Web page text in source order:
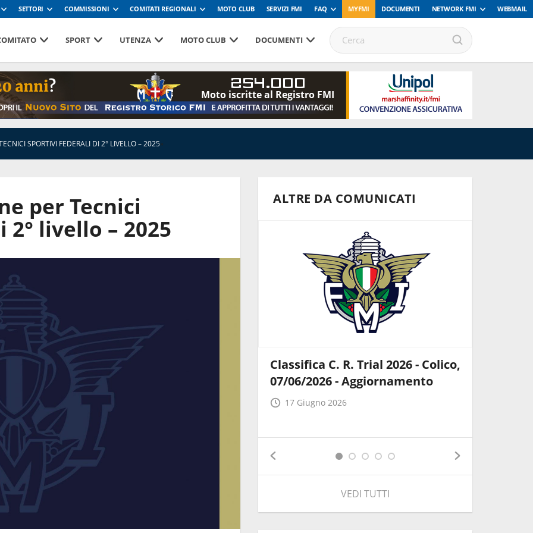
SETTORI COMMISSIONI COMITATI REGIONALI MOTO CLUB SERVIZI FMI FAQ MYFMI DOCUMENTI NETWORK FMI WEBMAIL
SPORT UTENZA MOTO CLUB DOCUMENTI
254.000
Moto iscritte al Registro FMI
»
SPORTIVI FEDERALI DI 2° LIVELLO – 2025
per Tecnici
livello – 2025
ALTRE DA COMUNICATI
Licenza Fuoristrada Regionale.
Approfondimento sulle
possibilità di utilizzo
Classifica C. R. Trial 2026 - Colico,
07/06/2026 - Aggiornamento
17 Giugno 2026
VEDI TUTTI